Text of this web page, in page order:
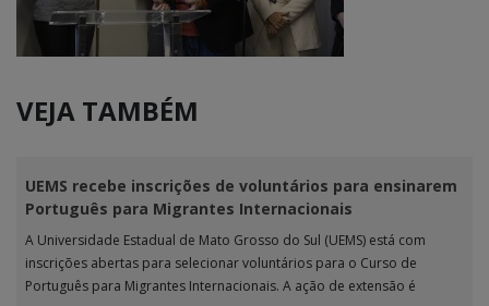
VEJA TAMBÉM
UEMS recebe inscrições de voluntários para ensinarem
Português para Migrantes Internacionais
A Universidade Estadual de Mato Grosso do Sul (UEMS) está com
inscrições abertas para selecionar voluntários para o Curso de
Português para Migrantes Internacionais. A ação de extensão é